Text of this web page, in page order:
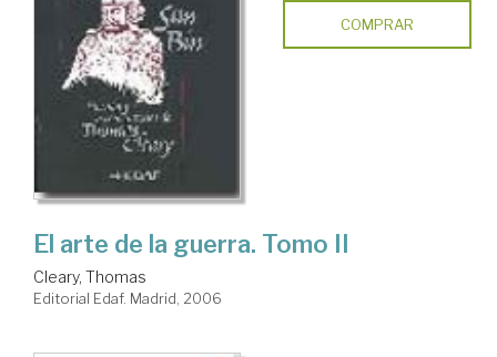
COMPRAR
El arte de la guerra. Tomo II
Cleary, Thomas
Editorial Edaf. Madrid, 2006